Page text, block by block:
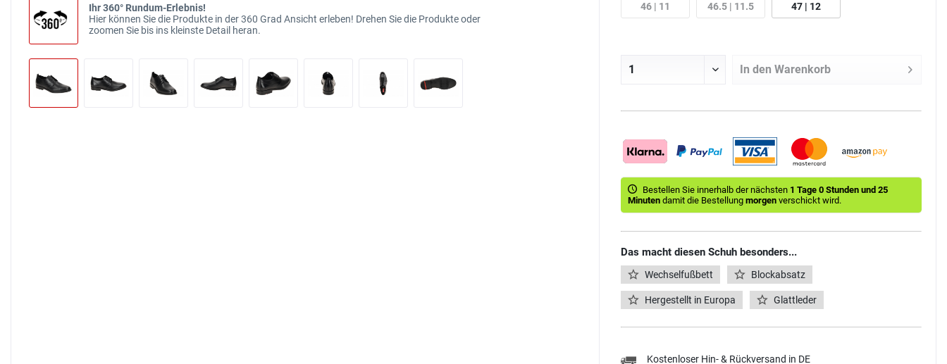
Ihr 360° Rundum-Erlebnis!
Hier können Sie die Produkte in der 360 Grad Ansicht erleben! Drehen Sie die Produkte oder
zoomen Sie bis ins kleinste Detail heran.
46 | 11 46.5 | 11.5 47 | 12
In den Warenkorb
Bestellen Sie innerhalb der nächsten 1 Tage 0 Stunden und 25
Minutendamit die Bestellungmorgen verschickt wird.
Das macht diesen Schuh besonders...
Wechselfußbett Blockabsatz
Hergestellt in Europa Glattleder
Kostenloser Hin- & Rückversand in DE